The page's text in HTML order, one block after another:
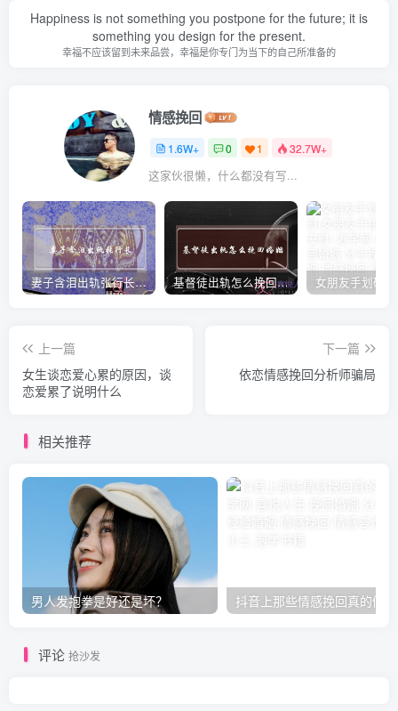
Happiness is not something you postpone for the future; it is
something you design for the present.
幸福不应该留到未来品尝，幸福是你专门为当下的自己所准备的
情感挽回
1.6W+ 0 1 32.7W+
这家伙很懒，什么都没有写...
妻子含泪出轨张行长 她说全都是因为家中 基督徒出轨怎么挽回婚姻(基督徒面对出轨婚姻)
上一篇
女生谈恋爱心累的原因，谈
恋爱累了说明什么
下一篇
依恋情感挽回分析师骗局
相关推荐
男人发抱拳是好还是坏？ 抖音上那些情感挽回真的假的
评论 抢沙发